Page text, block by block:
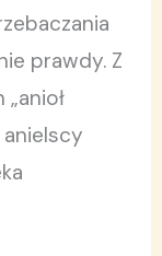
prawdy. Z